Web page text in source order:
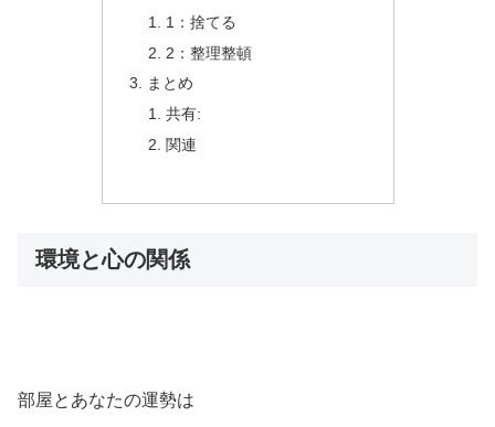
1：捨てる
2：整理整頓
まとめ
共有:
関連
環境と心の関係
部屋とあなたの運勢は